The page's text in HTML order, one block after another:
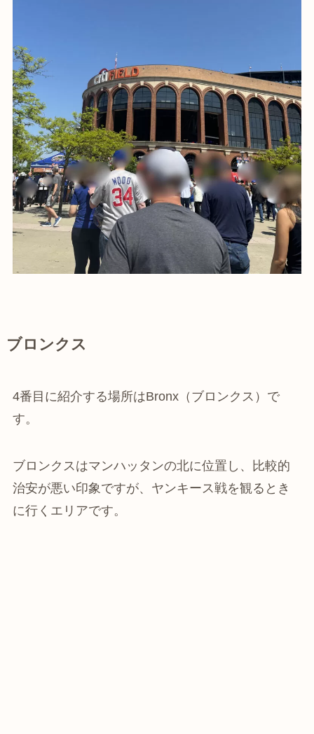
ブロンクス
4番目に紹介する場所はBronx（ブロンクス）で
す。
ブロンクスはマンハッタンの北に位置し、比較的
治安が悪い印象ですが、ヤンキース戦を観るとき
に行くエリアです。